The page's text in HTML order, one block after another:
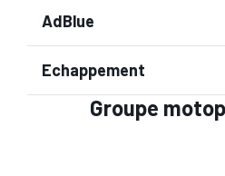
AdBlue
Echappement
Groupe